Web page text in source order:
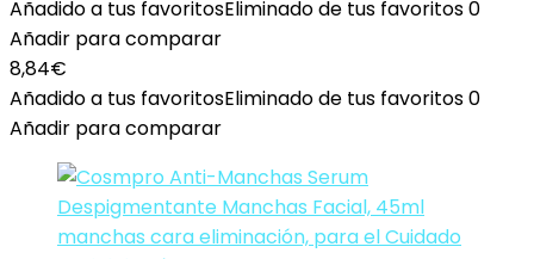
Añadido a tus favoritosEliminado de tus favoritos0
Añadir para comparar
8,84€
Añadido a tus favoritosEliminado de tus favoritos0
Añadir para comparar